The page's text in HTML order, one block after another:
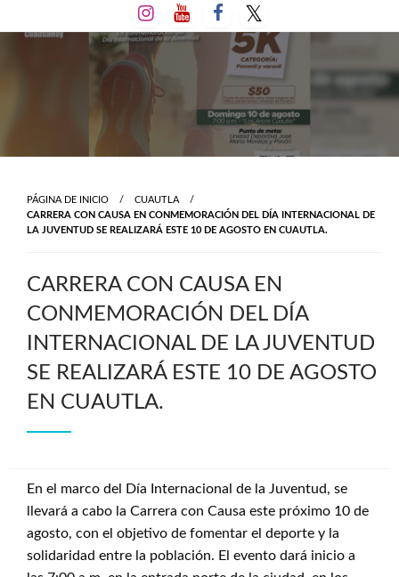
al
PÁGINA DE INICIO
CUAUTLA
CARRERA CON CAUSA EN CONMEMORACIÓN DEL DÍA INTERNACIONAL DE
LA JUVENTUD SE REALIZARÁ ESTE 10 DE AGOSTO EN CUAUTLA.
CARRERA CON CAUSA EN
CONMEMORACIÓN DEL DÍA
INTERNACIONAL DE LA JUVENTUD
SE REALIZARÁ ESTE 10 DE AGOSTO
EN CUAUTLA.
En el marco del Día Internacional de la Juventud, se
llevará a cabo la Carrera con Causa este próximo 10 de
agosto, con el objetivo de fomentar el deporte y la
solidaridad entre la población. El evento dará inicio a